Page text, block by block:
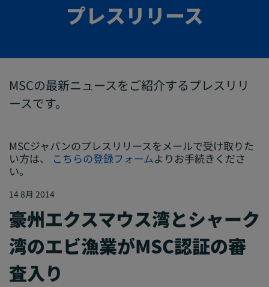
プレスリリース
MSCの最新ニュースをご紹介するプレスリリ
ースです。
MSCジャパンのプレスリリースをメールで受け取りた
い方は、
こちらの登録フォームよりお手続きくださ
い。
14 8月 2014
豪州エクスマウス湾とシャーク
湾のエビ漁業がMSC認証の審
査入り